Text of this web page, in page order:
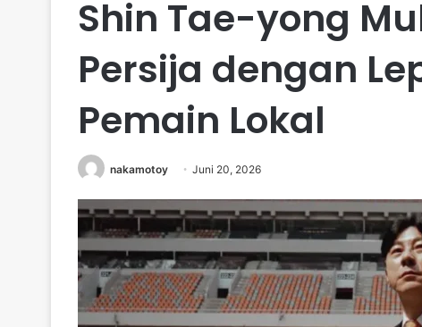
Shin Tae-yong
Persija dengan
Pemain Lokal
nakamotoy Juni 20, 2026